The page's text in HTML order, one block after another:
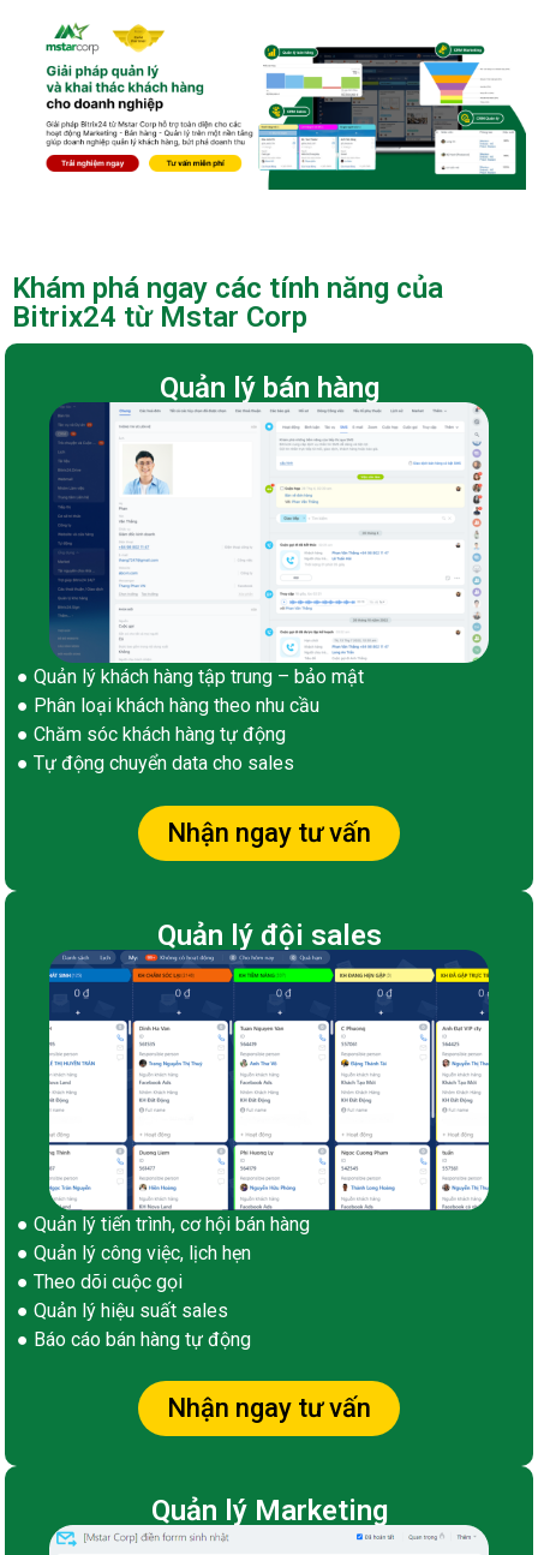
Khám phá ngay các tính năng của
Bitrix24 từ Mstar Corp
Quản lý bán hàng
● Quản lý khách hàng tập trung – bảo mật
● Phân loại khách hàng theo nhu cầu
● Chăm sóc khách hàng tự động
● Tự động chuyển data cho sales
Nhận ngay tư vấn
Quản lý đội sales
● Quản lý tiến trình, cơ hội bán hàng
● Quản lý công việc, lịch hẹn
● Theo dõi cuộc gọi
● Quản lý hiệu suất sales
● Báo cáo bán hàng tự động
Nhận ngay tư vấn
Quản lý Marketing